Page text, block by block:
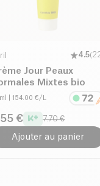
4.5(
Jour Peaux
Mixtes bio
| 154.00 €/L
€ 7.70 €
Ajouter au panier